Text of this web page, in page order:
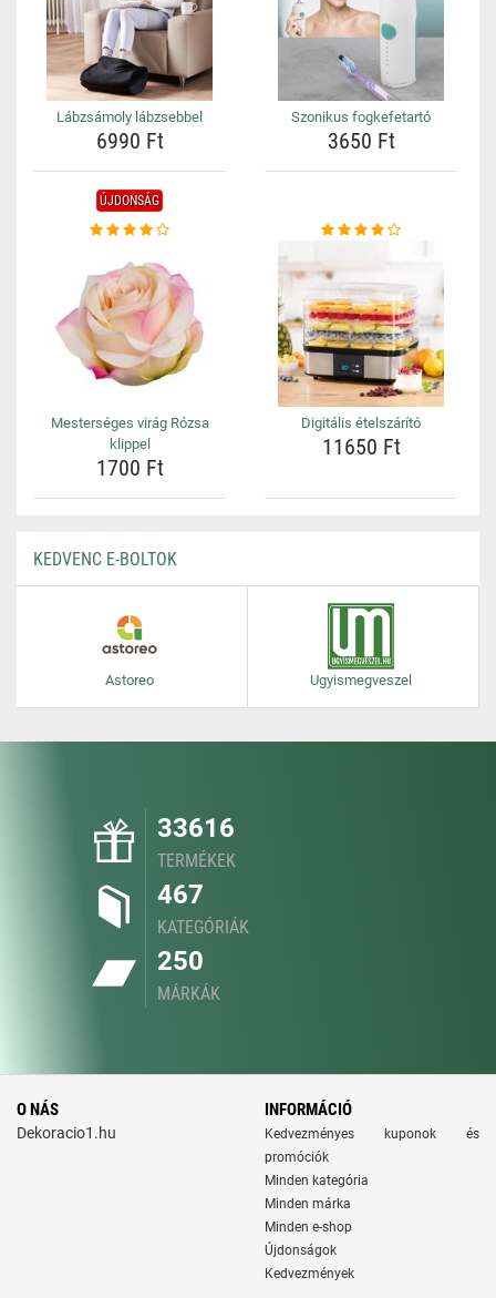
Lábzsámoly lábzsebbel
6990 Ft
Szonikus fogkefetartó
3650 Ft
ÚJDONSÁG
Mesterséges virág Rózsa
klippel
1700 Ft
Digitális ételszárító
11650 Ft
KEDVENC E-BOLTOK
Astoreo Ugyismegveszel
33616
TERMÉKEK
467
KATEGÓRIÁK
250
MÁRKÁK
O NÁS
Dekoracio1.hu
INFORMÁCIÓ
Kedvezményes kuponok és
promóciók
Minden kategória
Minden márka
Minden e-shop
Újdonságok
Kedvezmények